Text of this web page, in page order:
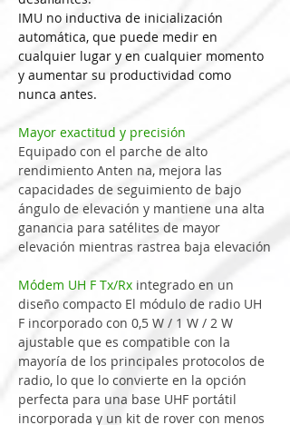
IMU no inductiva de inicialización
automática, que puede medir en
cualquier lugar y en cualquier momento
y aumentar su productividad como
nunca antes.
Mayor exactitud y precisión
Equipado con el parche de alto
rendimiento Anten na, mejora las
capacidades de seguimiento de bajo
ángulo de elevación y mantiene una alta
ganancia para satélites de mayor
elevación mientras rastrea baja elevación
Módem UH F Tx/Rx integrado en un
diseño compacto El módulo de radio UH
F incorporado con 0,5 W / 1 W / 2 W
ajustable que es compatible con la
mayoría de los principales protocolos de
radio, lo que lo convierte en la opción
perfecta para una base UHF portátil
incorporada y un kit de rover con menos